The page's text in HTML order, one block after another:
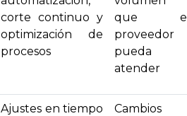
corte continuo y
optimización de
procesos
que
proveedor
pueda
atender
Ajustes en tiempo
Cambios